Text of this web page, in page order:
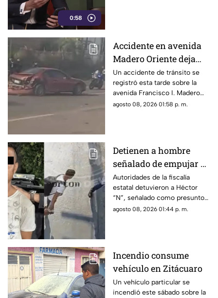
0:58
Accidente en avenida
Madero Oriente deja
daños materiales en
Morelia
Un accidente de tránsito se
registró esta tarde sobre la
avenida Francisco I. Madero
Oriente, en Morelia, a la altura
agosto 08, 2026 01:58 p. m.
Detienen a hombre
señalado de empujar a
adulto mayor que
murió arrollado por
tráiler
Autoridades de la fiscalía
estatal detuvieron a Héctor
“N”, señalado como presunto
responsable de empujar a un
agosto 08, 2026 01:44 p. m.
Incendio consume
vehículo en Zitácuaro
Un vehículo particular se
incendió este sábado sobre la